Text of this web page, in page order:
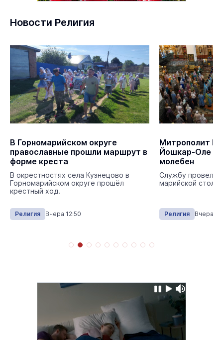
Новости Религия
В Горномарийском округе
православные прошли маршрут в
форме креста
В окрестностях села Кузнецово в
Горномарийском округе прошёл
крестный ход.
Религия Вчера 12:50
Митрополит
Йошкар-Оле
молебен
Службу провели
марийской
Религия Вчера